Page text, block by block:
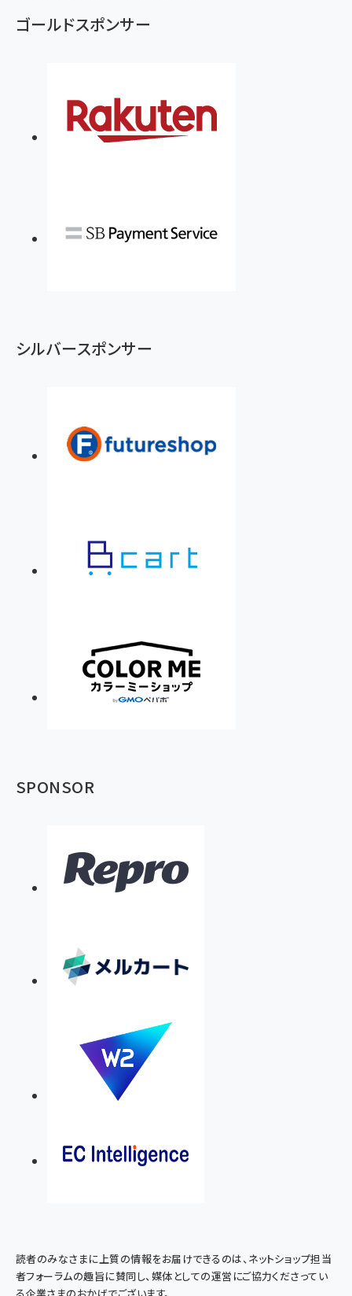
ゴールドスポンサー
シルバースポンサー
SPONSOR
読者のみなさまに上質の情報をお届けできるのは、ネットショップ担当
者フォーラムの趣旨に賛同し、媒体としての運営にご協力くださってい
る企業さまのおかげでございます。